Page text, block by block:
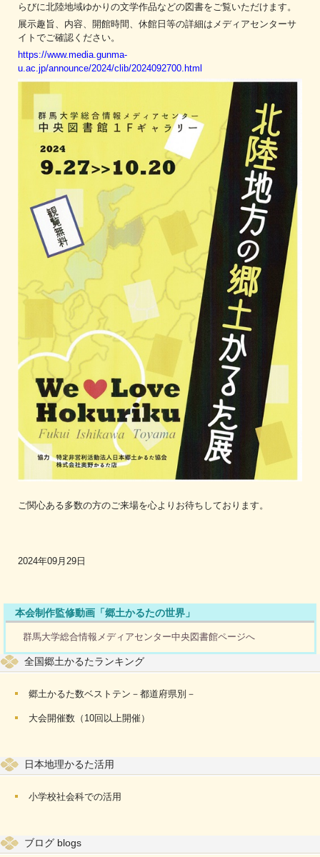
らびに北陸地域ゆかりの文学作品などの図書をご覧いただけます。
展示趣旨、内容、開館時間、休館日等の詳細はメディアセンターサ
イトでご確認ください。
https://www.media.gunma-
u.ac.jp/announce/2024/clib/2024092700.html
ご関心ある多数の方のご来場を心よりお待ちしております。
2024年09月29日
本会制作監修動画「郷土かるたの世界」
群馬大学総合情報メディアセンター中央図書館ページへ
全国郷土かるたランキング
郷土かるた数ベストテン－都道府県別－
大会開催数（10回以上開催）
日本地理かるた活用
小学校社会科での活用
ブログ blogs